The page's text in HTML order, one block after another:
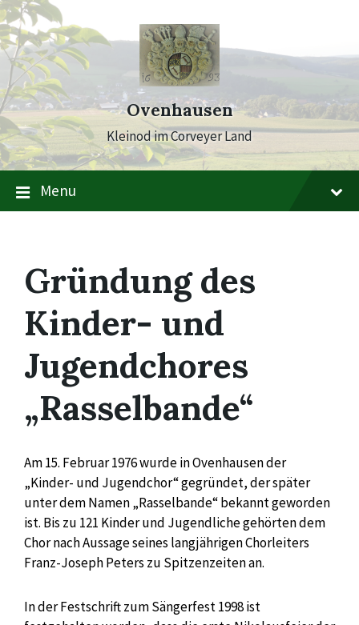
Skip
to
content
Skip
to
main
navigation
Skip
to
footer
Ovenhausen
Kleinod im Corveyer Land
Menu
Gründung des
Kinder- und
Jugendchores
„Rasselbande“
Am 15. Februar 1976 wurde in Ovenhausen der
„Kinder- und Jugendchor“ gegründet, der später
unter dem Namen „Rasselbande“ bekannt geworden
ist. Bis zu 121 Kinder und Jugendliche gehörten dem
Chor nach Aussage seines langjährigen Chorleiters
Franz-Joseph Peters zu Spitzenzeiten an.
In der Festschrift zum Sängerfest 1998 ist